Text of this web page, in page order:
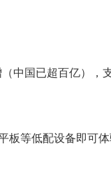
国已超百亿），
板等低配设备即可